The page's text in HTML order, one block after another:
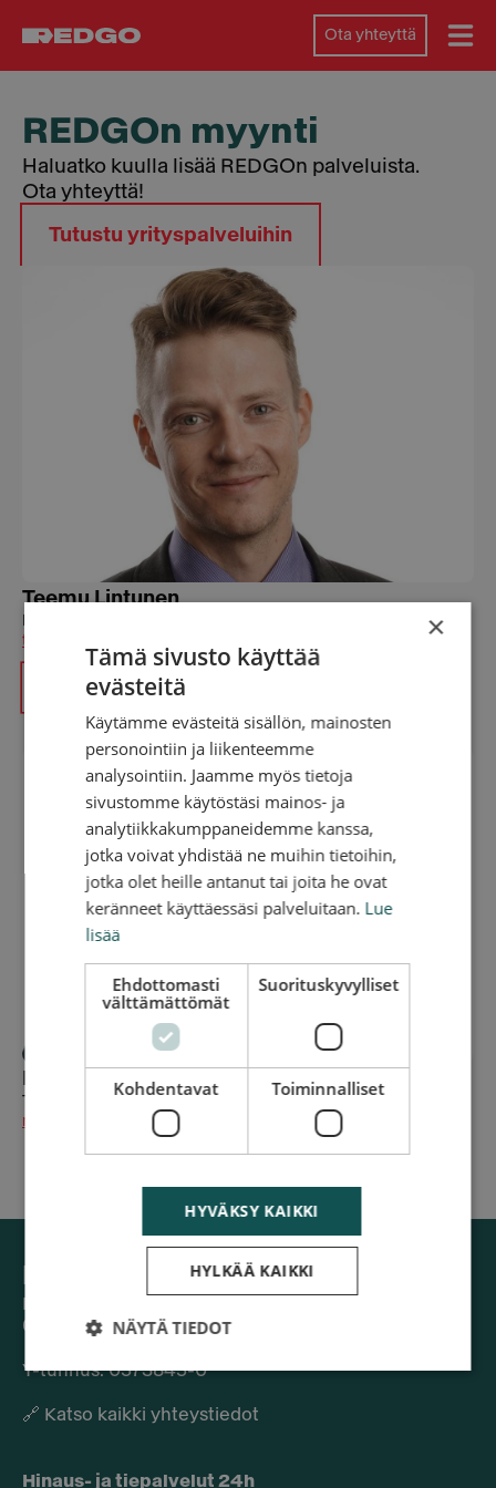
Ota yhteyttä
REDGOn myynti
Haluatko kuulla lisää REDGOn palveluista.
Ota yhteyttä!
Tutustu yrityspalveluihin
Teemu Lintunen
Key Account Manager
teemu.lintunen@redgo.fi
+358 40 774 0417
Magnus Lindgren
Toimitusjohtaja / Managing Director
magnus.lindgren@redgo.fi
REDGO Finland Oy
Läkkisepäntie 23
00620 Helsinki
Y-tunnus: 0573845-0​
🔗 Katso kaikki yhteystiedot
Hinaus- ja tiepalvelut 24h
×
Tämä sivusto käyttää
evästeitä
Käytämme evästeitä sisällön, mainosten
personointiin ja liikenteemme
analysointiin. Jaamme myös tietoja
sivustomme käytöstäsi mainos- ja
analytiikkakumppaneidemme kanssa,
jotka voivat yhdistää ne muihin tietoihin,
jotka olet heille antanut tai joita he ovat
keränneet käyttäessäsi palveluitaan. Lue
lisää
Ehdottomasti
välttämättömät
Suorituskyvylliset
Kohdentavat Toiminnalliset
HYVÄKSY KAIKKI
HYLKÄÄ KAIKKI
NÄYTÄ TIEDOT